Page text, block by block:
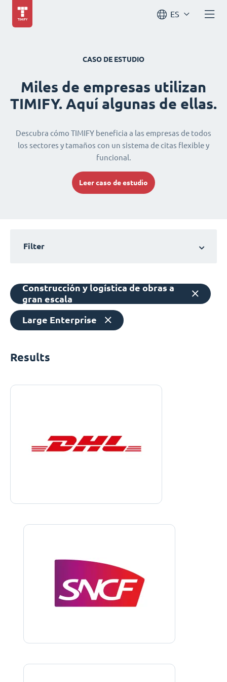
ES
CASO DE ESTUDIO
Miles de empresas utilizan
TIMIFY. Aquí algunas de ellas.
Descubra cómo TIMIFY beneficia a las empresas de todos
los sectores y tamaños con un sistema de citas flexible y
funcional.
Leer caso de estudio
Filter
Construcción y logística de obras a
gran escala
Large Enterprise
Results